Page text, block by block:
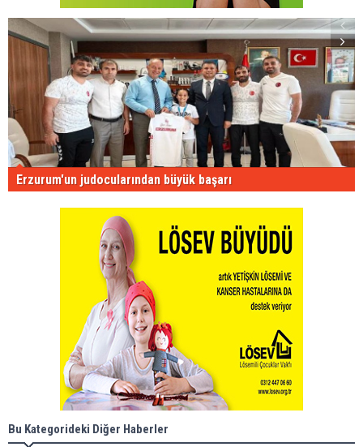
Erzurum'un judocularından büyük başarı
Bu Kategorideki Diğer Haberler